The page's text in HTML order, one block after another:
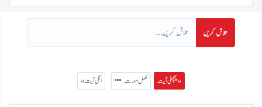
تلاش کریں
پچھلی آیت » مکمل سورت « اگلی آیت